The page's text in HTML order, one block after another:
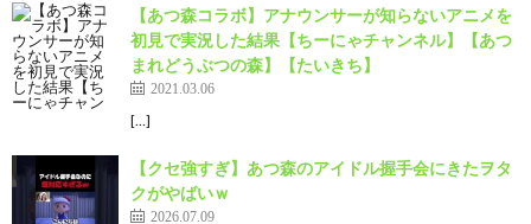
【あつ森コラボ】アナウンサーが知らないアニメを
初見で実況した結果【ちーにゃチャンネル】【あつ
まれどうぶつの森】【たいきち】
2021.03.06
[…]
【クセ強すぎ】あつ森のアイドル握手会にきたヲタ
クがやばいｗ
2026.07.09